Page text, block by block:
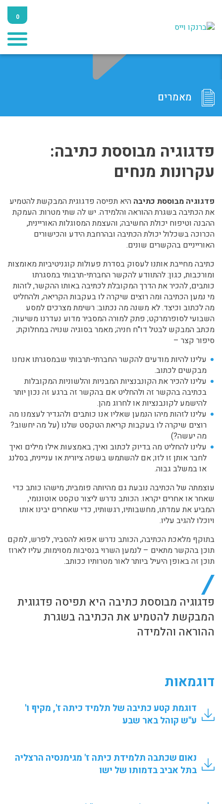
0
מאמרים
פדגוגיה מבוססת כתיבה:
עקרונות מנחים
פדגוגיה מבוססת כתיבה היא תפיסה פדגוגית המבקשת להטמיע
את הכתיבה בשגרת ההוראה והלמידה. יש לה שתי מטרות: העמקת
ההבנה וטיפוח יכולת החשיבה; והעצמת המסוגלות האוריינית,
הכרוכה בשכלול יכולת הכתיבה ובהרחבת הידע והכישורים
האורייניים בהקשרים שונים.
כתיבה מחייבת אותנו לעסוק בסדרת פעולות קוגניטיביות מאומצות
ומורכבות, כגון: להתוודע להקשר החברתי-תרבותי במסגרתו
כותבים, להכיר את הדרך המקובלת לכתיבה באותו ההקשר, לזהות
מי נמען הכתיבה ומה רוצים שיקרה לו בעקבות הקריאה, ולהחליט
מה לכתוב וכיצד. לא משנה מה נכתוב: רשימת מצרכים למסע
השבועי לסופרמרקט; פתק למורה המסביר מדוע נעדרנו משיעור;
מכתב המבקש לבטל דו"ח חניה; מאמר בסוגיה שנויה במחלוקת;
סיפור קצר –
עלינו להיות מודעים להקשר החברתי-תרבותי שבמסגרתו אנחנו
מבקשים לכתוב.
עלינו להכיר את הקונבנציות המבניות והלשוניות המקובלות
בכתיבה בהקשר זה ולהחליט אם בהקשר זה ברגע זה נכון יותר
להישמע לקונבנציות או לחרוג מהן.
עלינו לזהות מיהו הנמען שאליו אנו כותבים ולהגדיר לעצמנו מה
רוצים שיקרה לו בעקבות קריאת הטקסט שלנו (על מה יחשוב?
מה יעשה?)
עלינו להחליט מה בדיוק לכתוב ואיך; באמצעות אילו מילים ואיך
לחבר אותן זו לזו; אם להשתמש בשפה ציורית או עניינית, בסלנג
או במשלב גבוה.
עוצמתה של הכתיבה נובעת גם מהיותה פומבית; מישהו כותב כדי
שאחר או אחרים יקראו. הכותב נדרש ליצור טקסט אוטונומי,
המביע את עמדתו, מחשבותיו, רגשותיו, כדי שאחרים יבינו אותו
ויוכלו להגיב עליו.
בתוקף מלאכת הכתיבה, הכותב נדרש אפוא להסביר, לפרש, למקם
תוכן בהקשר מתאים – לנמען השרוי בנסיבות מסוימות; עליו לארוז
תוכן זה באופן היעיל ביותר לאור מטרותיו ככותב.
פדגוגיה מבוססת כתיבה היא תפיסה פדגוגית
המבקשת להטמיע את הכתיבה בשגרת
ההוראה והלמידה
דוגמאות
דוגמת קטע כתיבה של תלמיד כיתה ז', מקיף ו'
ע"ש קוהל באר שבע
נאום שכתבה תלמידת כיתה ז' מגימנסיה הרצליה
בתל אביב בדמותו של ישו